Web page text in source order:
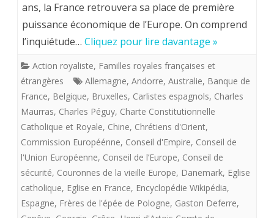
dans
ROI
A
ans, la France retrouvera sa place de première
puissance économique de l’Europe. On comprend
l’inquiétude… Cliquez pour lire davantage »
Action royaliste, Familles royales françaises et
étrangères
Allemagne, Andorre, Australie, Banque de
France, Belgique, Bruxelles, Carlistes espagnols, Charles
Maurras, Charles Péguy, Charte Constitutionnelle
Catholique et Royale, Chine, Chrétiens d'Orient,
Commission Européénne, Conseil d'Empire, Conseil de
l'Union Européenne, Conseil de l’Europe, Conseil de
sécurité, Couronnes de la vieille Europe, Danemark, Eglise
catholique, Eglise en France, Encyclopédie Wikipédia,
Espagne, Frères de l'épée de Pologne, Gaston Deferre,